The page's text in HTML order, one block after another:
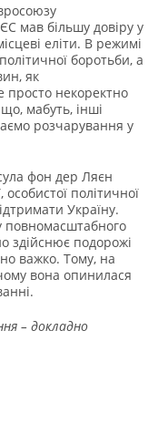
мав більшу довіру у
еліти. В режимі
боротьби, а
як
просто некоректно
мабуть, інші
розчарування у
фон дер Ляєн
політичної
Україну.
повномасштабного
здійснює подорожі
важко. Тому, на
вона опинилася
– докладно